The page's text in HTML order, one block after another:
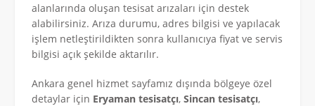
alanlarında oluşan tesisat arızaları için destek
alabilirsiniz. Arıza durumu, adres bilgisi ve yapılacak
işlem netleştirildikten sonra kullanıcıya fiyat ve servis
bilgisi açık şekilde aktarılır.
Ankara genel hizmet sayfamız dışında bölgeye özel
detaylar için Eryaman tesisatçı, Sincan tesisatçı,